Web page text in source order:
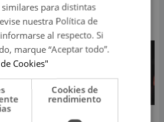
Saldaña habló con Magaly
Medina y le contó todo.
para distintas
nuestra Política de
al respecto. Si
marque “Aceptar todo”.
Cookies"
Cookies de
rendimiento